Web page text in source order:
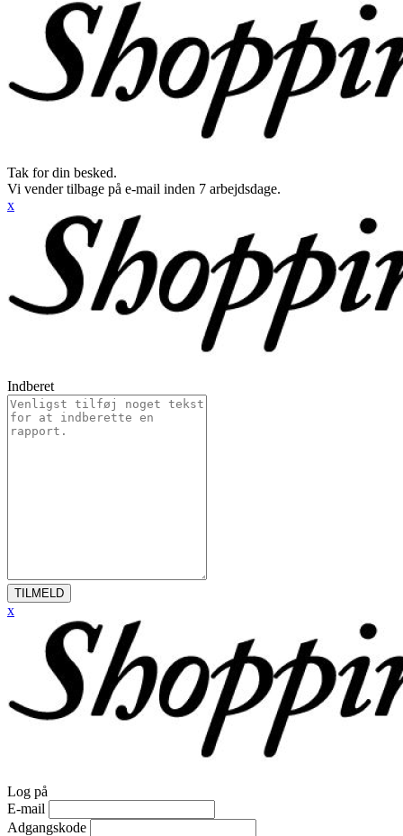
Tak for din besked.
Vi vender tilbage på e-mail inden 7 arbejdsdage.
x
Indberet
TILMELD
x
Log på
E-mail
Adgangskode